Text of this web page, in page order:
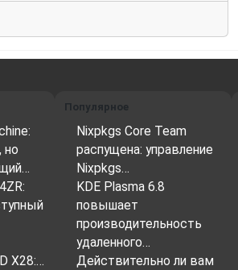
но
X28:…
Популярное
Nixpkgs Core Team
распущена: управление
Nixpkgs…
KDE Plasma 6.8
повышает
производительность
удаленного…
Действительно ли вам